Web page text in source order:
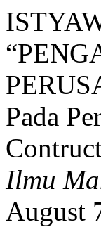
Pada
Ilmu
August